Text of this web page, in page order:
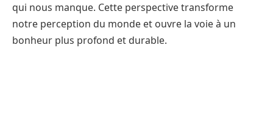
qui nous manque. Cette perspective transforme
notre perception du monde et ouvre la voie à un
bonheur plus profond et durable.